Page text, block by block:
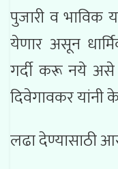
पुजारी व भाविक
येणार असून
गर्दी करू नये असे
दिवेगावकर यांनी
लढा देण्यासाठी